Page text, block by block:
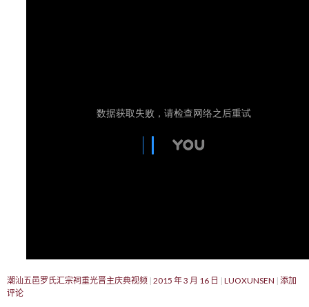
潮汕五邑罗氏汇宗祠重光晋主庆典视频 2015 年 3 月 16 日 LUOXUNSEN 添加
评论